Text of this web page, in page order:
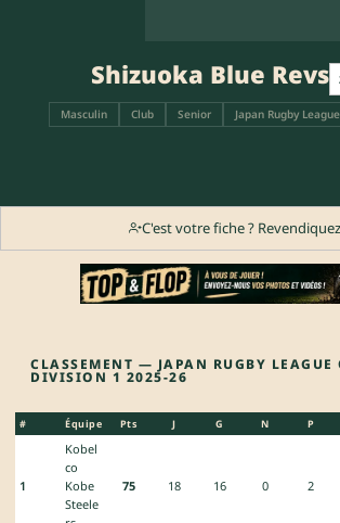
Shizuoka Blue Revs
Masculin Club Senior Japan Rugby
C'est votre fiche ?
CLASSEMENT — JAPAN RUGBY LEAGUE
DIVISION 1 2025-26
# Équipe Pts J G N P
1
Kobel
co
Kobe
Steele
75 18 16 0 2